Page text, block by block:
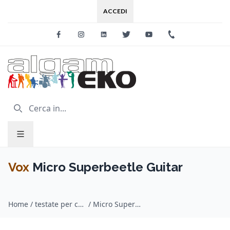
ACCEDI
FacebookInstagramLinkedinTwitter Youtube
Vox Micro Superbeetle Guitar
Home / testate per chitarra / Vox / Micro Superbeetle Guitar